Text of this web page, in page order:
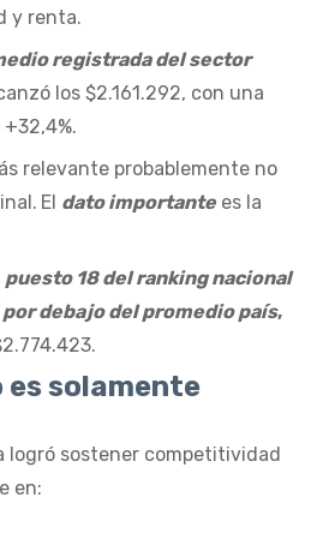
y renta.
registrada del sector
los $2.161.292, con una
relevante probablemente no
El dato importante es la
puesto 18 del ranking nacional
por debajo del promedio país,
es solamente
logró sostener competitividad
en: